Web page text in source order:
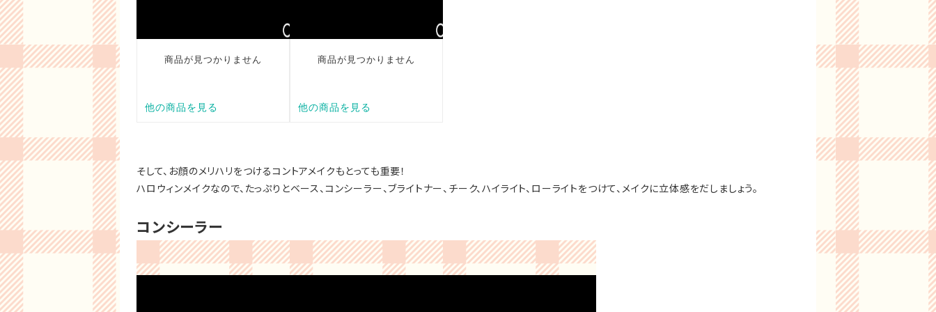
そして、お顔のメリハリをつけるコントアメイクもとっても重要！
ハロウィンメイクなので、たっぷりとベース、コンシーラー、ブライトナー、チーク、ハイライト、ローライトをつけて、メイクに立体感をだしましょう。
コンシーラー